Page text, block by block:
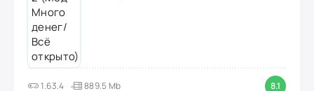
1.63.4 889.5 Mb 8.1